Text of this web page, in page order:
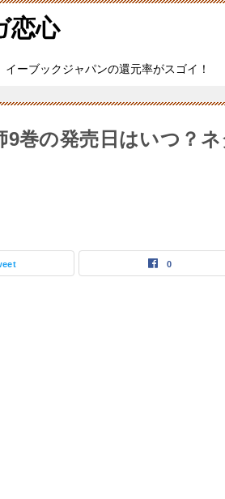
恋心
イーブックジャパンの還元率がスゴイ！
9巻の発売日はいつ？
0